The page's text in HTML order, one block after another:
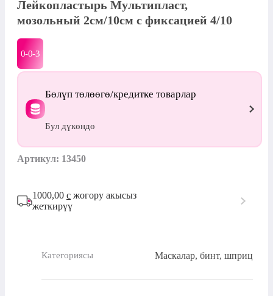
Лейкопластырь Мультипласт,
мозольный 2см/10см с фиксацией 4/10
0-0-3
Бөлүп төлөөгө/кредитке товарлар
Бул дүкөндө
Артикул: 13450
1000,00 с жогору акысыз
жеткирүү
Категориясы Маскалар, бинт, шприц